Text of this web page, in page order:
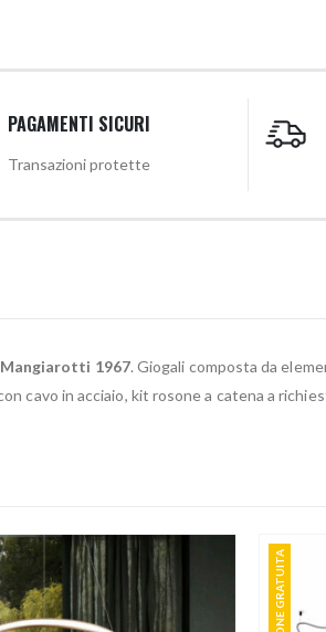
PAGAMENTI SICURI
Transazioni protette
Mangiarotti 1967. Giogali composta da
cavo in acciaio, kit rosone a catena a